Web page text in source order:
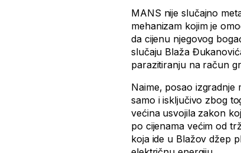
MANS nije slučajno
mehanizam kojim je
da cijenu njegovog
slučaju Blaža
parazitiranju na račun
Naime, posao
samo i isključivo zbog
većina usvojila zakon
po cijenama većim od
koja ide u Blažov džep